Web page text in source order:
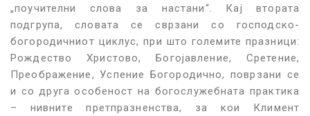
„поучителни слова за настани“. Кај втората
подгрупа, словата се сврзани со господско-
богородичниот циклус, при што големите празници:
Рождество Христово, Богојавление, Сретение,
Преображение, Успение Богородично, поврзани се
и со друга особеност на богослужебната практика
– нивните претпразненства, за кои Климент